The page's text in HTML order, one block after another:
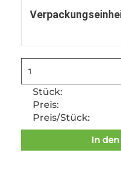
Stück:
Preis:
Preis/Stück:
In